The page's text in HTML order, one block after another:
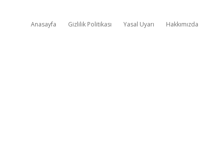
Anasayfa Gizlilik Politikası Yasal Uyarı Hakkımızda